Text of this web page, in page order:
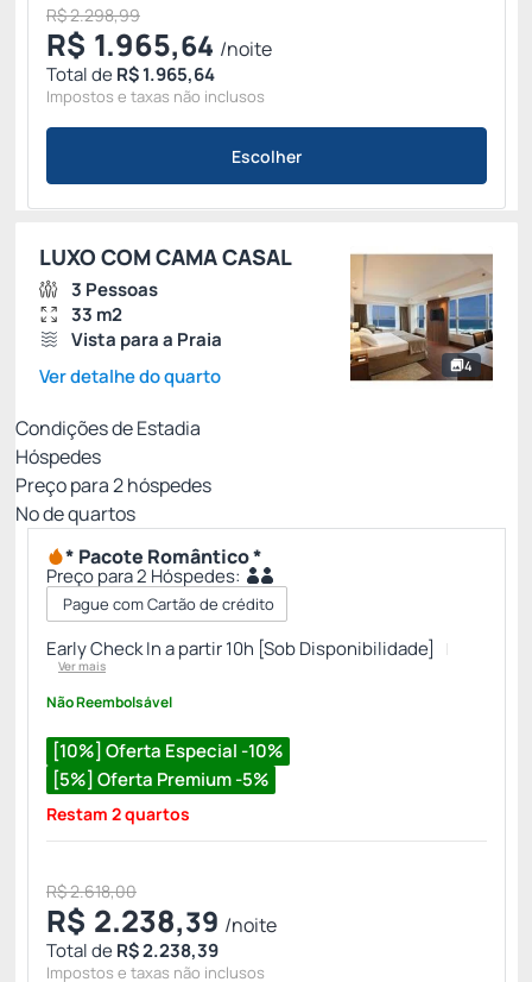
R$ 2.298,99
R$ 1.965,64 /noite
Total deR$ 1.965,64
Impostos e taxas não inclusos
Escolher
4
LUXO COM CAMA CASAL
3 Pessoas
33 m2
Vista para a Praia
Ver detalhe do quarto
Condições de Estadia
Hóspedes
Preço para2hóspedes
Nº de quartos
* Pacote Romântico *
Preço para 2 Hóspedes:
Pague com Cartão de crédito
[10%] Oferta Especial -10%
[5%] Oferta Premium -5%
Early Check In a partir 10h [Sob Disponibilidade]
Ver mais
Não Reembolsável
Restam 2 quartos
R$ 2.618,00
R$ 2.238,39 /noite
Total deR$ 2.238,39
Impostos e taxas não inclusos